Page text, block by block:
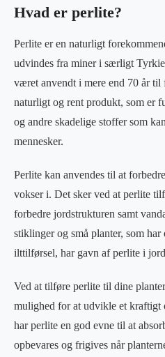
Hvad er perlite?
Perlite er en naturligt
udvindes fra miner i særligt
været anvendt i mere end 70 år
naturligt og rent produkt, som er
og andre skadelige stoffer som
mennesker.
Perlite kan anvendes til at
vokser i. Det sker ved at perlite
forbedre jordstrukturen samt
stiklinger og små planter, som
ilttilførsel, har gavn af perlite i
Ved at tilføre perlite til dine
mulighed for at udvikle et
har perlite en god evne til at
opbevares og frigives når